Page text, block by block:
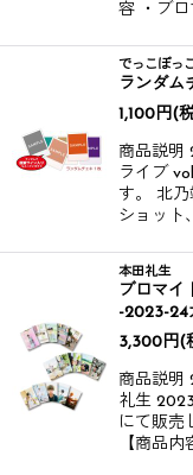
容 ・ブロ
でっこぼっ
ランダム
1,100 円(
商品説明
ライブ
す。 北
ショット
本田礼生
ブロマイ
-2023-24
3,300 円(
商品説明
礼生
にて販売
【商品内